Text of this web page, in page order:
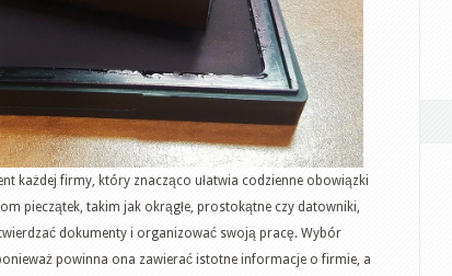
każdej firmy, który znacząco ułatwia codzienne obowiązki
pieczątek, takim jak okrągłe, prostokątne czy datowniki,
dokumenty i organizować swoją pracę. Wybór
powinna ona zawierać istotne informacje o firmie, a